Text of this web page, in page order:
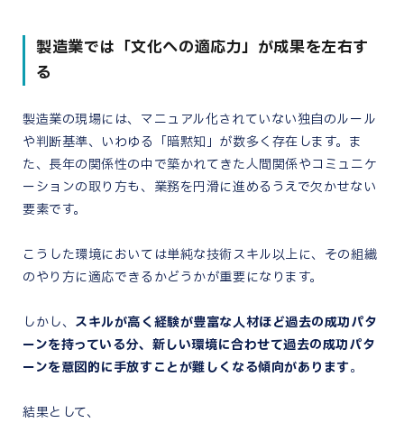
製造業では「文化への適応力」が成果を左右す
る
製造業の現場には、マニュアル化されていない独自のルール
や判断基準、いわゆる「暗黙知」が数多く存在します。ま
た、長年の関係性の中で築かれてきた人間関係やコミュニケ
ーションの取り方も、業務を円滑に進めるうえで欠かせない
要素です。
こうした環境においては単純な技術スキル以上に、その組織
のやり方に適応できるかどうかが重要になります。
しかし、 スキルが高く経験が豊富な人材ほど過去の成功パタ
ーンを持っている分、新しい環境に合わせて過去の成功パタ
ーンを意図的に手放すことが難しくなる傾向があります。
結果として、